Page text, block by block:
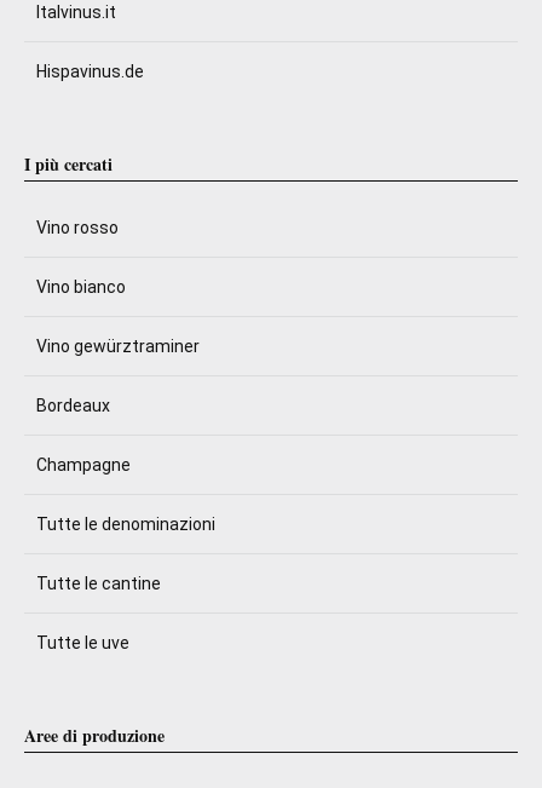
Italvinus.it
Hispavinus.de
I più cercati
Vino rosso
Vino bianco
Vino gewürztraminer
Bordeaux
Champagne
Tutte le denominazioni
Tutte le cantine
Tutte le uve
Aree di produzione